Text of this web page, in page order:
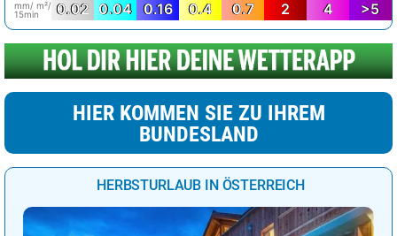
mm/ m²/
15min
0.02 0.04 0.16 0.4 0.7 2 4 >5
HIER KOMMEN SIE ZU IHREM
BUNDESLAND
HERBSTURLAUB IN ÖSTERREICH